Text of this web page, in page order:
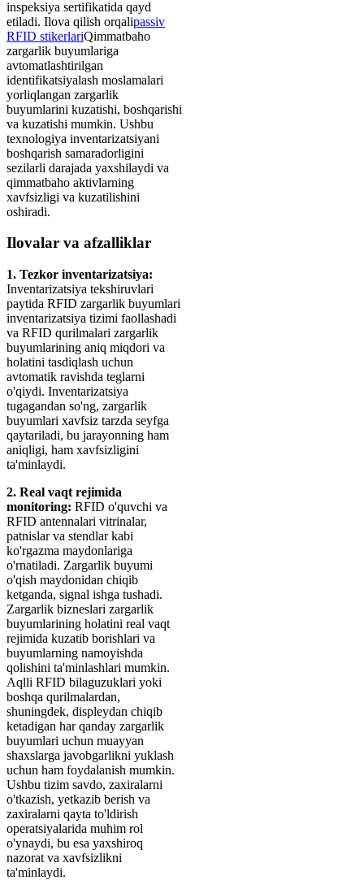
inspeksiya sertifikatida qayd
etiladi. Ilova qilish orqalipassiv
RFID stikerlariQimmatbaho
zargarlik buyumlariga
avtomatlashtirilgan
identifikatsiyalash moslamalari
yorliqlangan zargarlik
buyumlarini kuzatishi, boshqarishi
va kuzatishi mumkin. Ushbu
texnologiya inventarizatsiyani
boshqarish samaradorligini
sezilarli darajada yaxshilaydi va
qimmatbaho aktivlarning
xavfsizligi va kuzatilishini
oshiradi.
Ilovalar va afzalliklar
1. Tezkor inventarizatsiya:
Inventarizatsiya tekshiruvlari
paytida RFID zargarlik buyumlari
inventarizatsiya tizimi faollashadi
va RFID qurilmalari zargarlik
buyumlarining aniq miqdori va
holatini tasdiqlash uchun
avtomatik ravishda teglarni
o'qiydi. Inventarizatsiya
tugagandan so'ng, zargarlik
buyumlari xavfsiz tarzda seyfga
qaytariladi, bu jarayonning ham
aniqligi, ham xavfsizligini
ta'minlaydi.
2. Real vaqt rejimida
monitoring: RFID o'quvchi va
RFID antennalari vitrinalar,
patnislar va stendlar kabi
ko'rgazma maydonlariga
o'rnatiladi. Zargarlik buyumi
o'qish maydonidan chiqib
ketganda, signal ishga tushadi.
Zargarlik bizneslari zargarlik
buyumlarining holatini real vaqt
rejimida kuzatib borishlari va
buyumlarning namoyishda
qolishini ta'minlashlari mumkin.
Aqlli RFID bilaguzuklari yoki
boshqa qurilmalardan,
shuningdek, displeydan chiqib
ketadigan har qanday zargarlik
buyumlari uchun muayyan
shaxslarga javobgarlikni yuklash
uchun ham foydalanish mumkin.
Ushbu tizim savdo, zaxiralarni
o'tkazish, yetkazib berish va
zaxiralarni qayta to'ldirish
operatsiyalarida muhim rol
o'ynaydi, bu esa yaxshiroq
nazorat va xavfsizlikni
ta'minlaydi.